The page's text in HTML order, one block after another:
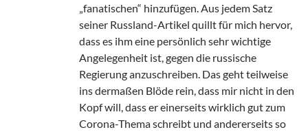
„fanatischen“ hinzufügen. Aus jedem Satz
seiner Russland-Artikel quillt für mich hervor,
dass es ihm eine persönlich sehr wichtige
Angelegenheit ist, gegen die russische
Regierung anzuschreiben. Das geht teilweise
ins dermaßen Blöde rein, dass mir nicht in den
Kopf will, dass er einerseits wirklich gut zum
Corona-Thema schreibt und andererseits so